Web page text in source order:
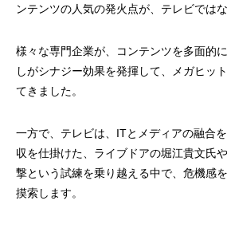
ンテンツの人気の発火点が、テレビでは
様々な専門企業が、コンテンツを多面的
しがシナジー効果を発揮して、メガヒッ
てきました。
一方で、テレビは、ITとメディアの融合
収を仕掛けた、ライブドアの堀江貴文氏
撃という試練を乗り越える中で、危機感
摸索します。